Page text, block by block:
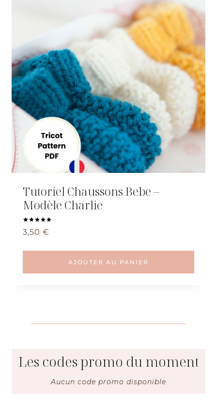
Tutoriel Chaussons Bebe –
Modèle Charlie
Note
5.00
3,50 €
AJOUTER AU PANIER
Les codes promo du moment
Aucun code promo disponible